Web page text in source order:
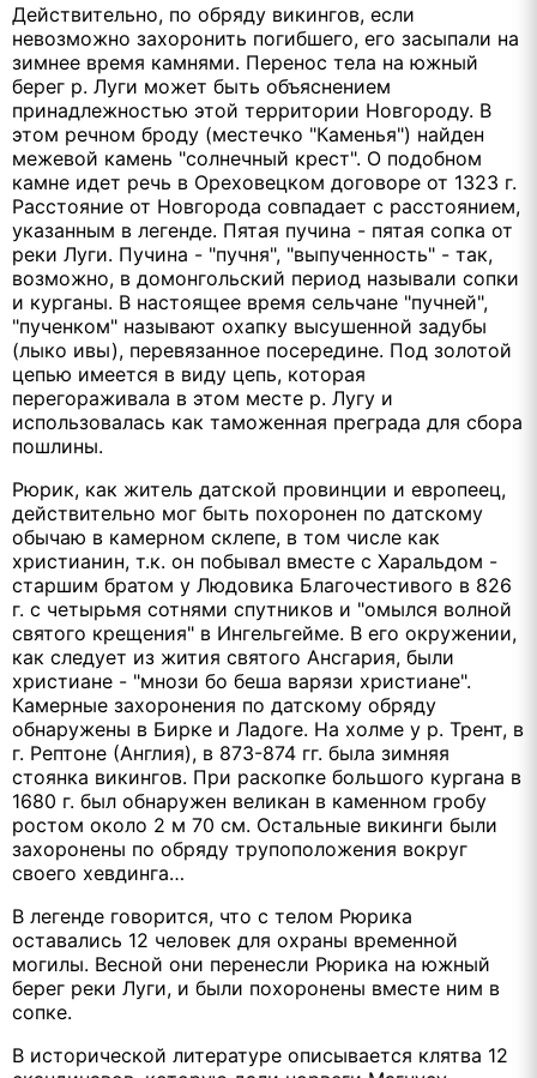
Действительно, по обряду викингов, если
невозможно захоронить погибшего, его засыпали на
зимнее время камнями. Перенос тела на южный
берег р. Луги может быть объяснением
принадлежностью этой территории Новгороду. В
этом речном броду (местечко "Каменья") найден
межевой камень "солнечный крест". О подобном
камне идет речь в Ореховецком договоре от 1323 г.
Расстояние от Новгорода совпадает с расстоянием,
указанным в легенде. Пятая пучина - пятая сопка от
реки Луги. Пучина - "пучня", "выпученность" - так,
возможно, в домонгольский период называли сопки
и курганы. В настоящее время сельчане "пучней",
"пученком" называют охапку высушенной задубы
(лыко ивы), перевязанное посередине. Под золотой
цепью имеется в виду цепь, которая
перегораживала в этом месте р. Лугу и
использовалась как таможенная преграда для сбора
пошлины.
Рюрик, как житель датской провинции и европеец,
действительно мог быть похоронен по датскому
обычаю в камерном склепе, в том числе как
христианин, т.к. он побывал вместе с Харальдом -
старшим братом у Людовика Благочестивого в 826
г. с четырьмя сотнями спутников и "омылся волной
святого крещения" в Ингельгейме. В его окружении,
как следует из жития святого Ансгария, были
христиане - "мнози бо беша варязи христиане".
Камерные захоронения по датскому обряду
обнаружены в Бирке и Ладоге. На холме у р. Трент, в
г. Рептоне (Англия), в 873-874 гг. была зимняя
стоянка викингов. При раскопке большого кургана в
1680 г. был обнаружен великан в каменном гробу
ростом около 2 м 70 см. Остальные викинги были
захоронены по обряду трупоположения вокруг
своего хевдинга…
В легенде говорится, что с телом Рюрика
оставались 12 человек для охраны временной
могилы. Весной они перенесли Рюрика на южный
берег реки Луги, и были похоронены вместе ним в
сопке.
В исторической литературе описывается клятва 12